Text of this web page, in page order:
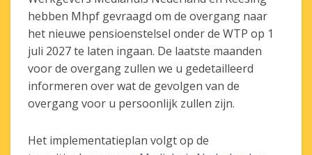
hebben Mhpf gevraagd om de overgang naar
het nieuwe pensioenstelsel onder de WTP op 1
juli 2027 te laten ingaan. De laatste maanden
voor de overgang zullen we u gedetailleerd
informeren over wat de gevolgen van de
overgang voor u persoonlijk zullen zijn.
Het implementatieplan volgt op de